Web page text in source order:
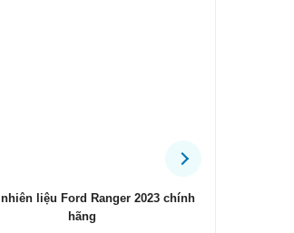
Bộ côn Everest 2.2 chính hãng